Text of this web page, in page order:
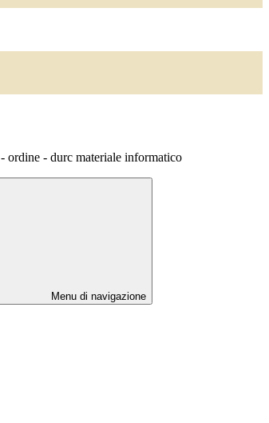
ordine - durc materiale informatico
Menu di navigazione